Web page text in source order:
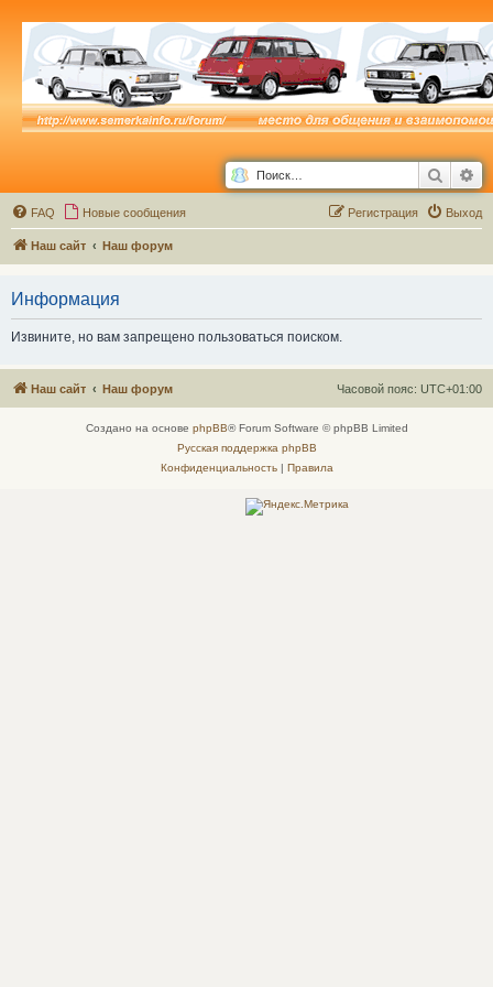
Поиск
FAQ Новые сообщения Выход
Регистрация
Наш сайт Наш форум
Информация
Извините, но вам запрещено пользоваться поиском.
Наш сайт Наш форум Часовой пояс: UTC+01:00
Создано на основе phpBB® Forum Software © phpBB Limited
Русская поддержка phpBB
Конфиденциальность| Правила